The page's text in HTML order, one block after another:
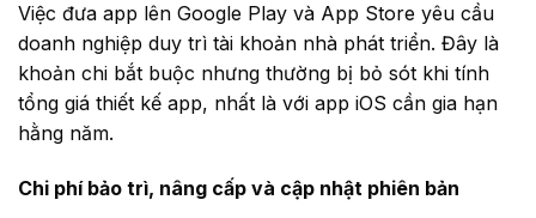
Việc đưa app lên Google Play và App Store yêu cầu
doanh nghiệp duy trì tài khoản nhà phát triển. Đây là
khoản chi bắt buộc nhưng thường bị bỏ sót khi tính
tổng giá thiết kế app, nhất là với app iOS cần gia hạn
hằng năm.
Chi phí bảo trì, nâng cấp và cập nhật phiên bản